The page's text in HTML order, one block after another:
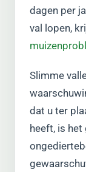
dagen per
val lopen,
Slimme
dat u ter
heeft, is